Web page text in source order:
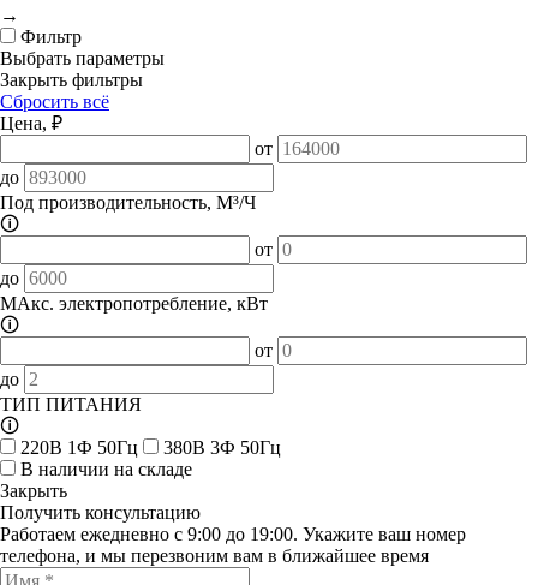
→
Фильтр
Выбрать параметры
Закрыть фильтры
Сбросить всё
Цена, ₽
от
до
Под производительность, М³/Ч
🛈
от
до
МАкс. электропотребление, кВт
🛈
от
до
ТИП ПИТАНИЯ
🛈
220В 1Ф 50Гц
380В 3Ф 50Гц
В наличии на складе
Закрыть
Получить консультацию
Работаем ежедневно с 9:00 до 19:00. Укажите ваш номер
телефона, и мы перезвоним вам в ближайшее время